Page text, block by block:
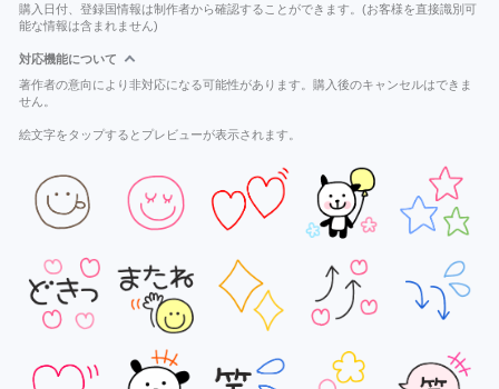
購入日付、登録国情報は制作者から確認することができます。(お客様を直接識別可
能な情報は含まれません)
対応機能について
著作者の意向により非対応になる可能性があります。購入後のキャンセルはできま
せん。
絵文字をタップするとプレビューが表示されます。